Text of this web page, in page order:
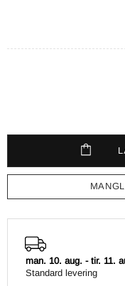
man. 10. aug. - tir. 11.
Standard levering